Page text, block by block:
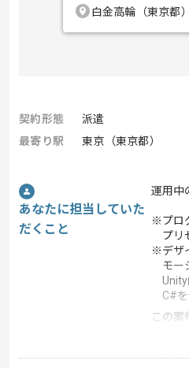
白金高輪（東京都）
契約形態
派遣
最寄り駅
東京（東京都）
あなたに担当していた
だくこと
運用中
※プロ
プリ
※デザ
モー
Unity
C#を
この案